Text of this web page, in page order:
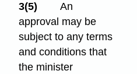
3(5)
An
approval may be
subject to any terms
and conditions that
the minister